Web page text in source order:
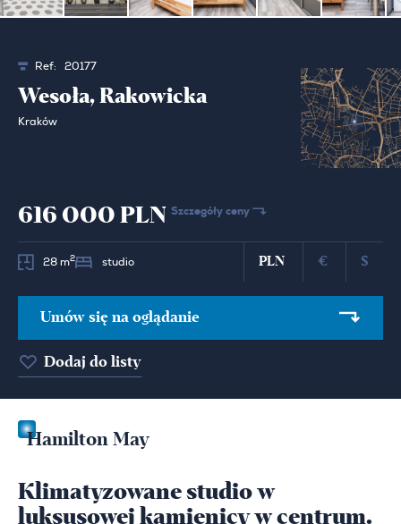
Ref: 20177
Wesoła, Rakowicka
Kraków
616 000 PLN Szczegóły ceny
28 m2 studio PLN € $
Umów się na oglądanie
Dodaj do listy
Hamilton May
Klimatyzowane studio w
luksusowej kamienicy w centrum.